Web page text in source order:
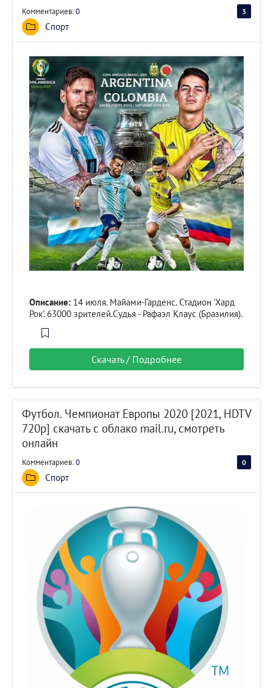
Комментариев:0 3
Спорт
Описание: 14 июля. Майами-Гарденс. Стадион 'Хард
Рок'. 63000 зрителей.Судья - Рафаэл Клаус (Бразилия).
Скачать / Подробнее
Футбол. Чемпионат Европы 2020 [2021, HDTV
720p] скачать с облако mail.ru, смотреть
онлайн
Комментариев:0 0
Спорт